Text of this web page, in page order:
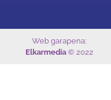
Web garapena:
Elkarmedia© 2022